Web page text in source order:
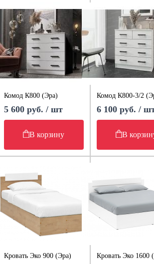
Комод К800 (Эра)
5 600 руб. / шт
В корзину
Комод К800-3/2
6 100 руб. /
В
Кровать Эко 900 (Эра) Кровать Эко 1600